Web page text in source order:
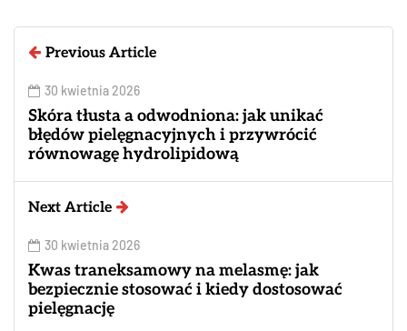
Previous Article
30 kwietnia 2026
Skóra tłusta a odwodniona: jak unikać
błędów pielęgnacyjnych i przywrócić
równowagę hydrolipidową
Next Article
30 kwietnia 2026
Kwas traneksamowy na melasmę: jak
bezpiecznie stosować i kiedy dostosować
pielęgnację